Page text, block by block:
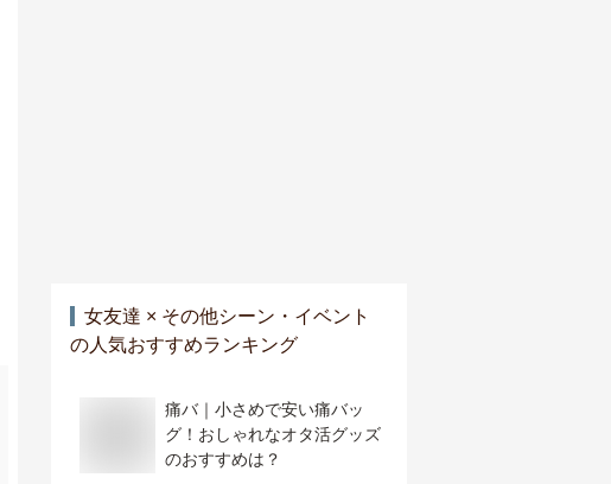
女友達 × その他シーン・イベント
の人気おすすめランキング
痛バ｜小さめで安い痛バッ
グ！おしゃれなオタ活グッズ
のおすすめは？